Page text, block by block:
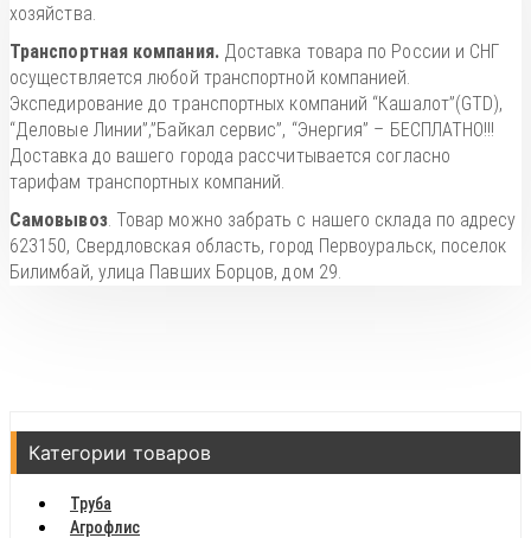
хозяйства.
Транспортная компания.Доставка товара по России и СНГ
осуществляется любой транспортной компанией.
Экспедирование до транспортных компаний “Кашалот”(GTD),
“Деловые Линии”,”Байкал сервис”, “Энергия” – БЕСПЛАТНО!!!
Доставка до вашего города рассчитывается согласно
тарифам транспортных компаний.
Самовывоз. Товар можно забрать с нашего склада по адресу
623150, Свердловская область, город Первоуральск, поселок
Билимбай, улица Павших Борцов, дом 29.
Категории товаров
Труба
Агрофлис